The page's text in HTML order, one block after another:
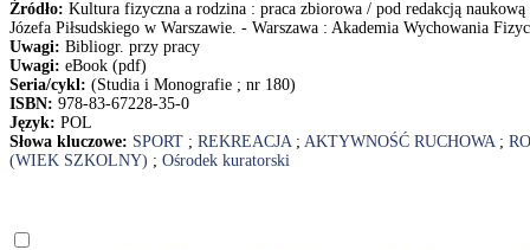
Źródło: Kultura fizyczna a rodzina : praca zbiorowa / pod redakcją
Józefa Piłsudskiego w Warszawie. - Warszawa : Akademia Wychowania
Uwagi: Bibliogr. przy pracy
Uwagi: eBook (pdf)
Seria/cykl: (Studia i Monografie ; nr 180)
ISBN: 978-83-67228-35-0
Język: POL
Słowa kluczowe: SPORT ; REKREACJA; AKTYWNOŚĆ RUCHOWA;
(WIEK SZKOLNY) ; Ośrodek kuratorski